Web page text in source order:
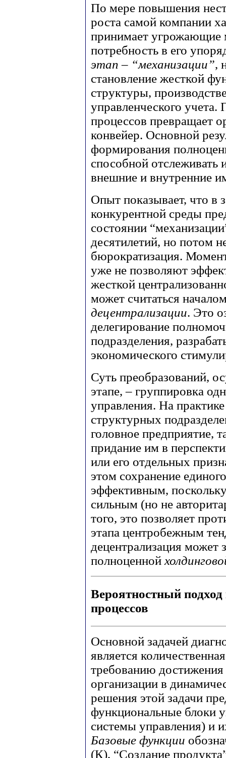
По мере повышения
роста самой компании
принимает угрожающие
потребность в его
этап – “механизации”,
становление жесткой
структуры,
управленческого
процессов превращает
конвейер. Основной
формирования
способной отслеживать
внешние и внутренние
Опыт показывает, что в
конкурентной среды
состоянии
десятилетий, но потом
бюрократизация.
уже не позволяют
жесткой
может считаться
децентрализации. Это
делегирование
подразделения,
экономического
Суть преобразований,
этапе, – группировка
управления. На
структурных
головное предприятие,
придание им в
или его отдельных
этом сохранение
эффективным,
сильным (но не
того, это позволяет
этапа центробежным
децентрализация может
полноценной
Вероятностный
процессов
Основной задачей
является
требованию достижения
организации в
решения этой задачи
функциональные блоки
системы управления) и
Базовые функции
(К), “Создание